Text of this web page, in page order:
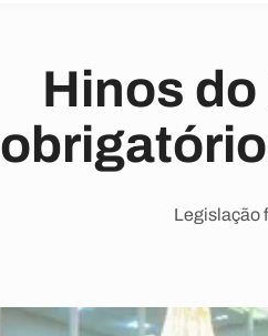
Hinos do
Legislação